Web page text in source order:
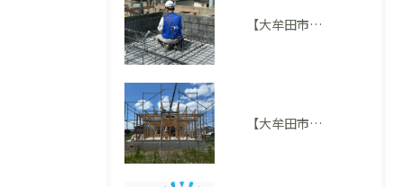
【大牟田市M様邸】配筋検査に適合しました。完成後には見えない部分も大切にしています
【大牟田市 T様邸】上棟を迎えました！いよいよ住まいの形が見えてきました